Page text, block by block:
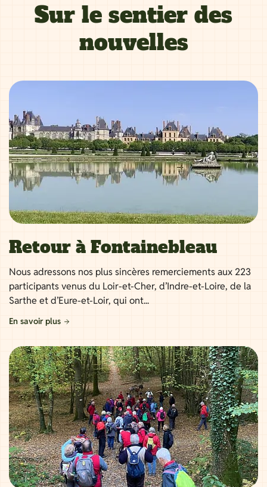
Sur le sentier des
nouvelles
Retour à Fontainebleau
Nous adressons nos plus sincères remerciements aux 223
participants venus du Loir-et-Cher, d’Indre-et-Loire, de la
Sarthe et d’Eure-et-Loir, qui ont...
En savoir plus